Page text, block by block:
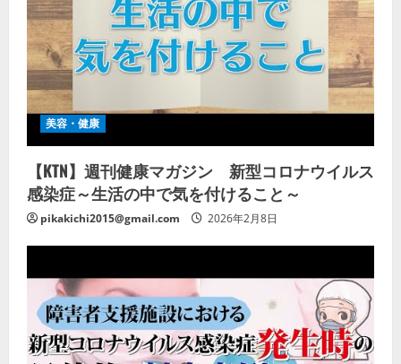
美容・健康
【KTN】週刊健康マガジン 新型コロナウイルス
感染症～生活の中で気を付けること～
pikakichi2015@gmail.com 2026年2月8日